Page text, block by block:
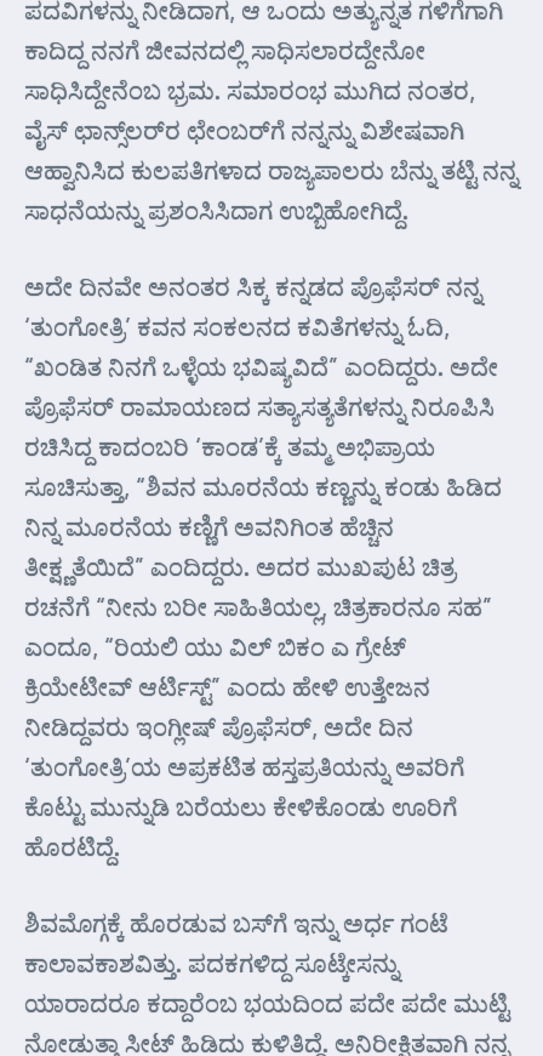
ಪದವಿಗಳನ್ನು ನೀಡಿದಾಗ, ಆ ಒಂದು ಅತ್ಯುನ್ನತ ಗಳಿಗೆಗಾಗಿ
ಕಾದಿದ್ದ ನನಗೆ ಜೀವನದಲ್ಲಿ ಸಾಧಿಸಲಾರದ್ದೇನೋ
ಸಾಧಿಸಿದ್ದೇನೆಂಬ ಭ್ರಮ. ಸಮಾರಂಭ ಮುಗಿದ ನಂತರ,
ವೈಸ್ ಛಾನ್ಸ್‌ಲರ್‌ರ ಛೇಂಬರ್‌ಗೆ ನನ್ನನ್ನು ವಿಶೇಷವಾಗಿ
ಆಹ್ವಾನಿಸಿದ ಕುಲಪತಿಗಳಾದ ರಾಜ್ಯಪಾಲರು ಬೆನ್ನು ತಟ್ಟಿ ನನ್ನ
ಸಾಧನೆಯನ್ನು ಪ್ರಶಂಸಿಸಿದಾಗ ಉಬ್ಬಿಹೋಗಿದ್ದೆ.
ಅದೇ ದಿನವೇ ಅನಂತರ ಸಿಕ್ಕ ಕನ್ನಡದ ಪ್ರೊಫೆಸರ್ ನನ್ನ
‘ತುಂಗೋತ್ರಿ’ ಕವನ ಸಂಕಲನದ ಕವಿತೆಗಳನ್ನು ಓದಿ,
“ಖಂಡಿತ ನಿನಗೆ ಒಳ್ಳೆಯ ಭವಿಷ್ಯವಿದೆ” ಎಂದಿದ್ದರು. ಅದೇ
ಪ್ರೊಫೆಸರ್ ರಾಮಾಯಣದ ಸತ್ಯಾಸತ್ಯತೆಗಳನ್ನು ನಿರೂಪಿಸಿ
ರಚಿಸಿದ್ದ ಕಾದಂಬರಿ ‘ಕಾಂಡ’ಕ್ಕೆ ತಮ್ಮ ಅಭಿಪ್ರಾಯ
ಸೂಚಿಸುತ್ತಾ, “ಶಿವನ ಮೂರನೆಯ ಕಣ್ಣನ್ನು ಕಂಡು ಹಿಡಿದ
ನಿನ್ನ ಮೂರನೆಯ ಕಣ್ಣಿಗೆ ಅವನಿಗಿಂತ ಹೆಚ್ಚಿನ
ತೀಕ್ಷ್ಣತೆಯಿದೆ” ಎಂದಿದ್ದರು. ಅದರ ಮುಖಪುಟ ಚಿತ್ರ
ರಚನೆಗೆ “ನೀನು ಬರೀ ಸಾಹಿತಿಯಲ್ಲ, ಚಿತ್ರಕಾರನೂ ಸಹ”
ಎಂದೂ, “ರಿಯಲಿ ಯು ವಿಲ್ ಬಿಕಂ ಎ ಗ್ರೇಟ್
ಕ್ರಿಯೇಟೀವ್ ಆರ್ಟಿಸ್ಟ್” ಎಂದು ಹೇಳಿ ಉತ್ತೇಜನ
ನೀಡಿದ್ದವರು ಇಂಗ್ಲೀಷ್ ಪ್ರೊಫೆಸರ್, ಅದೇ ದಿನ
‘ತುಂಗೋತ್ರಿ’ಯ ಅಪ್ರಕಟಿತ ಹಸ್ತಪ್ರತಿಯನ್ನು ಅವರಿಗೆ
ಕೊಟ್ಟು ಮುನ್ನುಡಿ ಬರೆಯಲು ಕೇಳಿಕೊಂಡು ಊರಿಗೆ
ಹೊರಟಿದ್ದೆ.
ಶಿವಮೊಗ್ಗಕ್ಕೆ ಹೊರಡುವ ಬಸ್‌ಗೆ ಇನ್ನು ಅರ್ಧ ಗಂಟೆ
ಕಾಲಾವಕಾಶವಿತ್ತು. ಪದಕಗಳಿದ್ದ ಸೂಟ್ಕೇಸನ್ನು
ಯಾರಾದರೂ ಕದ್ದಾರೆಂಬ ಭಯದಿಂದ ಪದೇ ಪದೇ ಮುಟ್ಟಿ
ನೋಡುತ್ತಾ ಸೀಟ್ ಹಿಡಿದು ಕುಳಿತಿದ್ದೆ. ಅನಿರೀಕ್ಷಿತವಾಗಿ ನನ್ನ